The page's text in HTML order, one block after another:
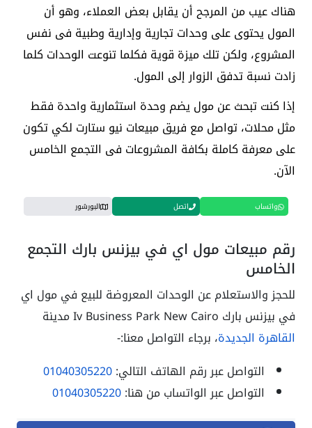
هناك عيب من المرجح أن يقابل بعض العملاء، وهو أن
المول يحتوى على وحدات تجارية وإدارية وطبية فى نفس
المشروع، ولكن تلك ميزة قوية فكلما تنوعت الوحدات كلما
زادت نسبة تدفق الزوار إلى المول.
إذا كنت تبحث عن مول يضم وحدة استثمارية واحدة فقط
مثل محلات، تواصل مع فريق مبيعات نيو ستارت لكي تكون
على معرفة كاملة بكافة المشروعات فى التجمع الخامس
الآن.
واتساب اتصل البورشور
رقم مبيعات مول اي في بيزنس بارك التجمع
الخامس
للحجز والاستعلام عن الوحدات المعروضة للبيع في مول اي
في بيزنس بارك Iv Business Park New Cairo مدينة
القاهرة الجديدة، برجاء التواصل معنا:-
التواصل عبر رقم الهاتف التالي:01040305220
التواصل عبر الواتساب من هنا:01040305220